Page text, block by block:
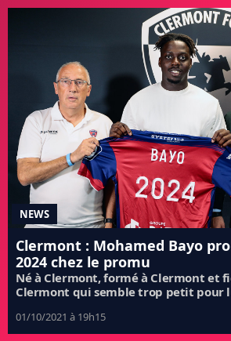
NEWS
Clermont : Mohamed Bayo
2024 chez le promu
Né à Clermont, formé à Clermont et
Clermont qui semble trop petit pour
01/10/2021 à 19h15